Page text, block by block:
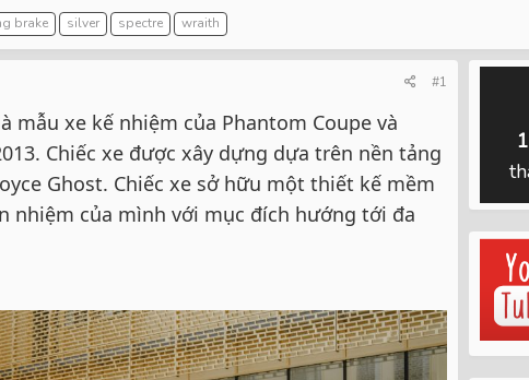
brake silver spectre wraith
#1
mẫu xe kế nhiệm của Phantom Coupe và
Chiếc xe được xây dựng dựa trên nền tảng
Ghost. Chiếc xe sở hữu một thiết kế mềm
nhiệm của mình với mục đích hướng tới đa